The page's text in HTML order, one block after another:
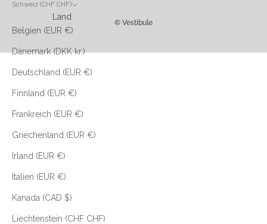
Schweiz (CHF CHF)
Land
Belgien (EUR €)
Dänemark (DKK kr.)
Deutschland (EUR €)
Finnland (EUR €)
Frankreich (EUR €)
Griechenland (EUR €)
Irland (EUR €)
Italien (EUR €)
Kanada (CAD $)
Liechtenstein (CHF CHF)
© Vestibule